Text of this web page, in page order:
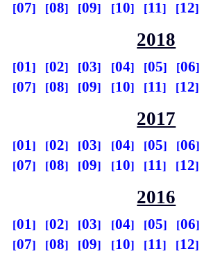
07 08 09 10 11 12
2018
01 02 03 04 05
06
07
08 09 10 11 12
2017
01 02 03 04 05
06
07
08 09 10 11 12
2016
01 02 03 04 05
06
07
08 09 10 11 12